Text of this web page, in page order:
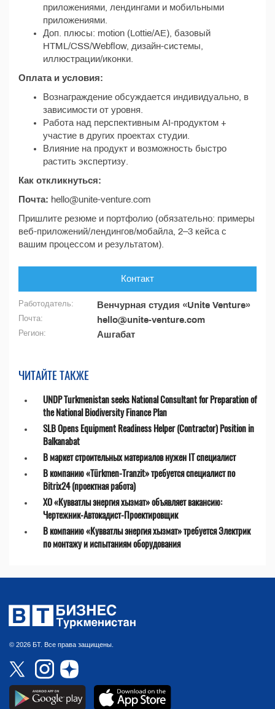
приложениями, лендингами и мобильными
приложениями.
Доп. плюсы: motion (Lottie/AE), базовый
HTML/CSS/Webflow, дизайн-системы,
иллюстрации/иконки.
Оплата и условия:
Вознаграждение обсуждается индивидуально, в
зависимости от уровня.
Работа над перспективным AI-продуктом +
участие в других проектах студии.
Влияние на продукт и возможность быстро
растить экспертизу.
Как откликнуться:
Почта: hello@unite-venture.com
Пришлите резюме и портфолио (обязательно: примеры
веб-приложений/лендингов/мобайла, 2–3 кейса с
вашим процессом и результатом).
Контакт
Работодатель: Венчурная студия «Unite Venture»
Почта: hello@unite-venture.com
Регион: Ашгабат
ЧИТАЙТЕ ТАКЖЕ
UNDP Turkmenistan seeks National Consultant for Preparation of
the National Biodiversity Finance Plan
SLB Opens Equipment Readiness Helper (Contractor) Position in
Balkanabat
В маркет строительных материалов нужен IT специалист
В компанию «Türkmen-Tranzit» требуется специалист по
Bitrix24 (проектная работа)
ХО «Кувватлы энергия хызмат» объявляет вакансию:
Чертежник-Автокадист-Проектировщик
В компанию «Кувватлы энергия хызмат» требуется Электрик
по монтажу и испытаниям оборудования
© 2026 БТ. Все права защищены.